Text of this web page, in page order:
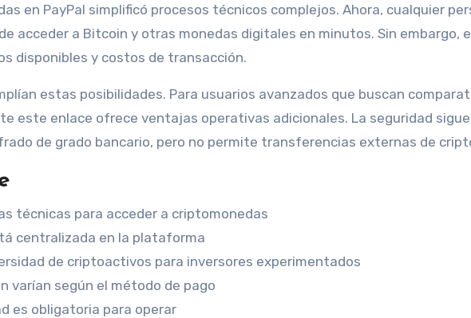
en PayPal simplificó procesos técnicos complejos. Ahora, cualquier
acceder a Bitcoin y otras monedas digitales en minutos. Sin embargo,
disponibles y costos de transacción.
estas posibilidades. Para usuarios avanzados que buscan
este enlace ofrece ventajas operativas adicionales. La seguridad
de grado bancario, pero no permite transferencias externas de
técnicas para acceder a criptomonedas
centralizada en la plataforma
de criptoactivos para inversores experimentados
varían según el método de pago
es obligatoria para operar